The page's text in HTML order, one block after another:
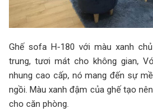
Ghế sofa H-180 với màu xanh
trung, tươi mát cho không gian,
nhung cao cấp, nó mang đến sự
ngồi. Màu xanh đậm của ghế tạo
cho căn phòng.